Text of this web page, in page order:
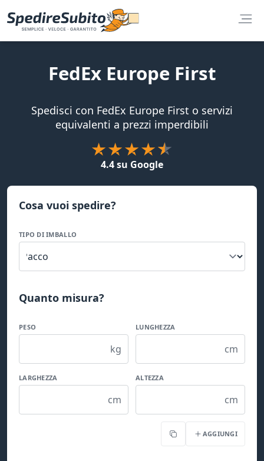
FedEx Europe First
Spedisci con FedEx Europe First o servizi
equivalenti a prezzi imperdibili
4.4 su Google
Cosa vuoi spedire?
TIPO DI IMBALLO
Quanto misura?
PESO
kg
LUNGHEZZA
cm
LARGHEZZA
cm
ALTEZZA
cm
Copia AGGIUNGI